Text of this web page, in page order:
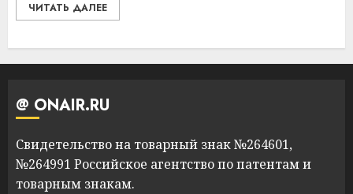
ЧИТАТЬ ДАЛЕЕ
@ ONAIR.RU
Свидетельство на товарный знак №264601,
№264991 Российское агентство по патентам и
товарным знакам.